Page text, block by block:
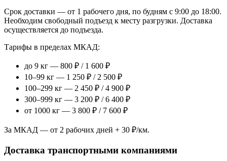
Срок доставки — от 1 рабочего дня, по будням с 9:00 до 18:00.
Необходим свободный подъезд к месту разгрузки. Доставка
осуществляется до подъезда.
Тарифы в пределах МКАД:
до 9 кг — 800 ₽ / 1 600 ₽
10–99 кг — 1 250 ₽ / 2 500 ₽
100–299 кг — 2 450 ₽ / 4 900 ₽
300–999 кг — 3 200 ₽ / 6 400 ₽
от 1000 кг — 3 800 ₽ / 7 600 ₽
За МКАД — от 2 рабочих дней + 30 ₽/км.
Доставка транспортными компаниями